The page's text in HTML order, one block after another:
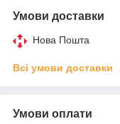
Умови доставки
Нова Пошта
Всі умови доставки
Умови оплати